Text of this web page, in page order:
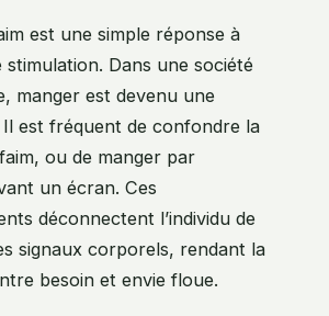
est une simple réponse à
stimulation. Dans une société
manger est devenu une
est fréquent de confondre la
ou de manger par
un écran. Ces
déconnectent l’individu de
signaux corporels, rendant la
besoin et envie floue.